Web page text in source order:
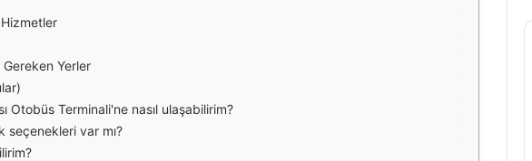
Yerler
Otobüs Terminali'ne nasıl ulaşabilirim?
seçenekleri var mı?